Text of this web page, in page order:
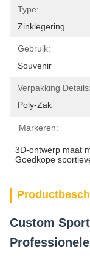
Type:
Zinklegering
Gebruik:
Souvenir
Verpakking Details:
Poly-Zak
Markeren:
3D-ontwerp maat
Goedkope
Custom